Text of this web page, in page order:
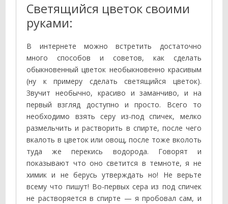
Светящийся цветок своими
руками:
В интернете можно встретить достаточно
много способов и советов, как сделать
обыкновенный цветок необыкновенно красивым
(ну к примеру сделать светящийся цветок).
Звучит необычно, красиво и заманчиво, и на
первый взгляд доступно и просто. Всего то
необходимо взять серу из-под спичек, мелко
размельчить и растворить в спирте, после чего
вкалоть в цветок или овощ, после тоже вколоть
туда же перекись водорода. Говорят и
показывают что оно светится в темноте, я не
химик и не берусь утверждать но! Не верьте
всему что пишут! Во-первых сера из под спичек
не растворяется в спирте — я пробовал сам, и